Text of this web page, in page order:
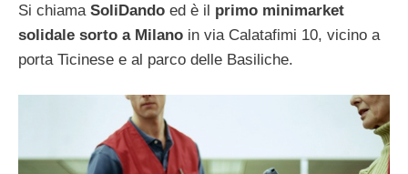
Si chiama SoliDando ed è il primo minimarket
solidale sorto a Milano in via Calatafimi 10, vicino a
porta Ticinese e al parco delle Basiliche.